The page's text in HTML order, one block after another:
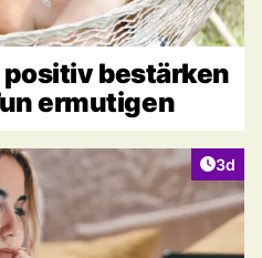
positiv bestärken
ermutigen
3d